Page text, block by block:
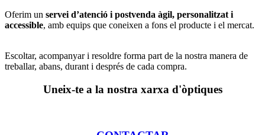
Oferim un servei d’atenció i postvenda àgil, personalitzat i
accessible, amb equips que coneixen a fons el producte i el mercat.
Escoltar, acompanyar i resoldre forma part de la nostra manera de
treballar, abans, durant i després de cada compra.
Uneix-te a la nostra xarxa d'òptiques